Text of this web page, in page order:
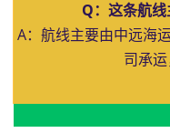
Q：这条航线
A：航线主要由中远海
司承运